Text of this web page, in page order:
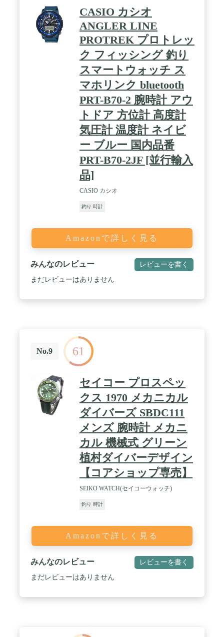
CASIO カシオ
ANGLER LINE
PROTREK プロトレッ
ク フィッシング 釣り
スマートウォッチ ス
マホリンク bluetooth
PRT-B70-2 腕時計 アウ
トドア 方位計 高度計
気圧計 温度計 ネイビ
ー ブルー 国内品番
PRT-B70-2JF [並行輸入
品]
CASIO カシオ
釣り 時計
Amazonで詳しく見る
みんなのレビュー レビューを書く
まだレビューはありません
No.9 61
セイコー プロスペッ
クス 1970 メカニカル
ダイバーズ SBDC111
メンズ 腕時計 メカニ
カル 機械式 グリーン
植村ダイバーデザイン
【コアショップ専売】
SEIKO WATCH(セイコーウォッチ)
釣り 時計
Amazonで詳しく見る
みんなのレビュー レビューを書く
まだレビューはありません